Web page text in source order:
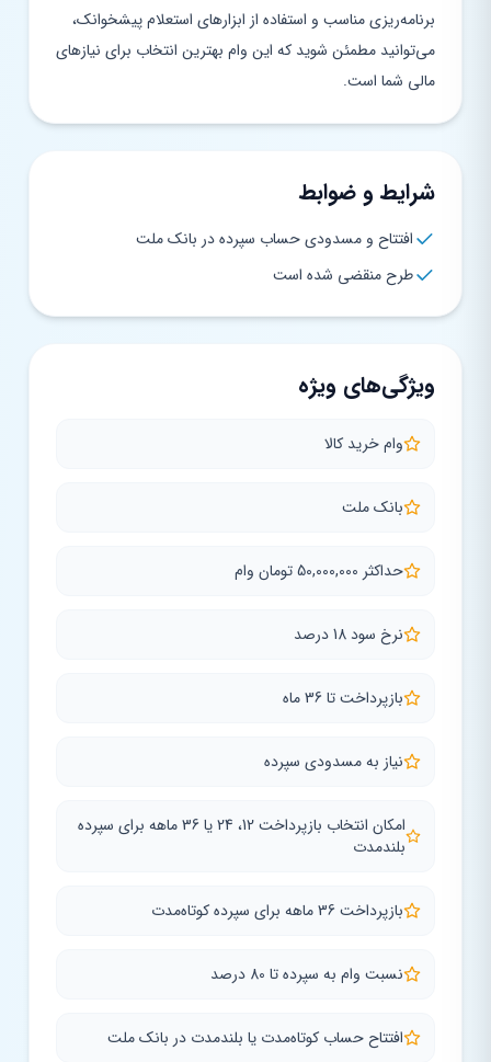
برنامه‌ریزی مناسب و استفاده از ابزارهای استعلام پیشخوانک،
می‌توانید مطمئن شوید که این وام بهترین انتخاب برای نیازهای
مالی شما است.
شرایط و ضوابط
افتتاح و مسدودی حساب سپرده در بانک ملت
طرح منقضی شده است
ویژگی‌های ویژه
وام خرید کالا
بانک ملت
حداکثر 50,000,000 تومان وام
نرخ سود 18 درصد
بازپرداخت تا 36 ماه
نیاز به مسدودی سپرده
امکان انتخاب بازپرداخت 12، 24 یا 36 ماهه برای سپرده
بلندمدت
بازپرداخت 36 ماهه برای سپرده کوتاه‌مدت
نسبت وام به سپرده تا 80 درصد
افتتاح حساب کوتاه‌مدت یا بلند‌مدت در بانک ملت